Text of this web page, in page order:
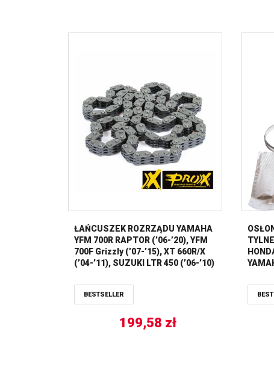
ŁAŃCUSZEK ROZRZĄDU YAMAHA
YFM 700R RAPTOR (’06-’20), YFM
700F Grizzly (’07-’15), XT 660R/X
(’04-’11), SUZUKI LTR 450 (’06-’10)
KAWASAKI KXF 450 ’19-’22 PROX
BESTSELLER
199,58 zł